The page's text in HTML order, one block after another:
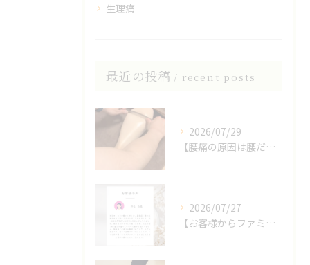
生理痛
最近の投稿 recent posts
2026/07/29
【腰痛の原因は腰だけじゃない？】
2026/07/27
【お客様からファミリア整体院の口コミをいただきました】